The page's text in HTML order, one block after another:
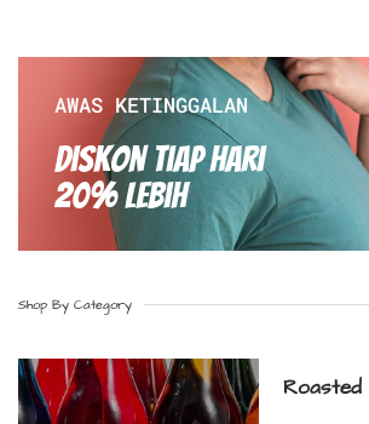
AWAS KETINGGALAN
Diskon Tiap hari
20% Lebih
Shop By Category
Roasted